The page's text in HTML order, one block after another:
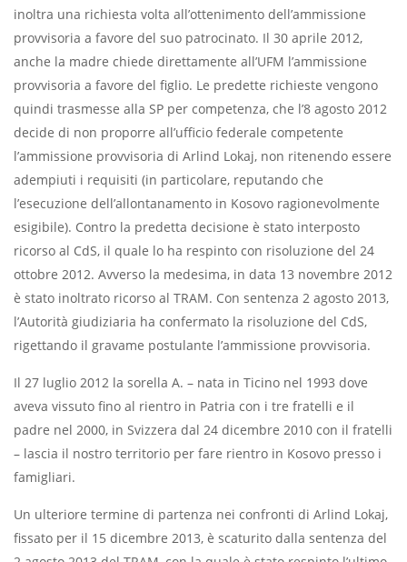
inoltra una richiesta volta all’ottenimento dell’ammissione
provvisoria a favore del suo patrocinato. Il 30 aprile 2012,
anche la madre chiede direttamente all’UFM l’ammissione
provvisoria a favore del figlio. Le predette richieste vengono
quindi trasmesse alla SP per competenza, che l’8 agosto 2012
decide di non proporre all’ufficio federale competente
l’ammissione provvisoria di Arlind Lokaj, non ritenendo essere
adempiuti i requisiti (in particolare, reputando che
l’esecuzione dell’allontanamento in Kosovo ragionevolmente
esigibile). Contro la predetta decisione è stato interposto
ricorso al CdS, il quale lo ha respinto con risoluzione del 24
ottobre 2012. Avverso la medesima, in data 13 novembre 2012
è stato inoltrato ricorso al TRAM. Con sentenza 2 agosto 2013,
l’Autorità giudiziaria ha confermato la risoluzione del CdS,
rigettando il gravame postulante l’ammissione provvisoria.
Il 27 luglio 2012 la sorella A. – nata in Ticino nel 1993 dove
aveva vissuto fino al rientro in Patria con i tre fratelli e il
padre nel 2000, in Svizzera dal 24 dicembre 2010 con il fratelli
– lascia il nostro territorio per fare rientro in Kosovo presso i
famigliari.
Un ulteriore termine di partenza nei confronti di Arlind Lokaj,
fissato per il 15 dicembre 2013, è scaturito dalla sentenza del